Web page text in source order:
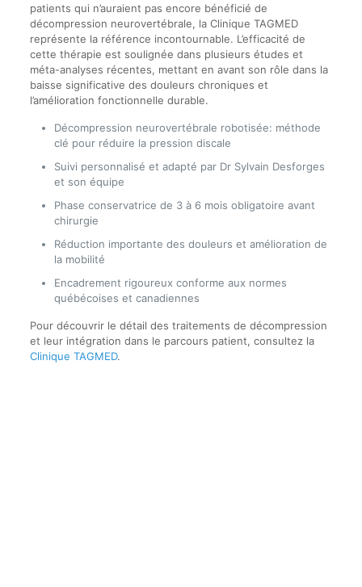
patients qui n’auraient pas encore bénéficié de
décompression neurovertébrale, la Clinique TAGMED
représente la référence incontournable. L’efficacité de
cette thérapie est soulignée dans plusieurs études et
méta-analyses récentes, mettant en avant son rôle dans la
baisse significative des douleurs chroniques et
l’amélioration fonctionnelle durable.
Décompression neurovertébrale robotisée: méthode
clé pour réduire la pression discale
Suivi personnalisé et adapté par Dr Sylvain Desforges
et son équipe
Phase conservatrice de 3 à 6 mois obligatoire avant
chirurgie
Réduction importante des douleurs et amélioration de
la mobilité
Encadrement rigoureux conforme aux normes
québécoises et canadiennes
Pour découvrir le détail des traitements de décompression
et leur intégration dans le parcours patient, consultez la
Clinique TAGMED.